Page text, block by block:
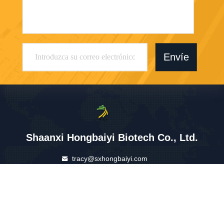
Envíe
Shaanxi Hongbaiyi Biotech Co., Ltd.
tracy@sxhongbaiyi.com